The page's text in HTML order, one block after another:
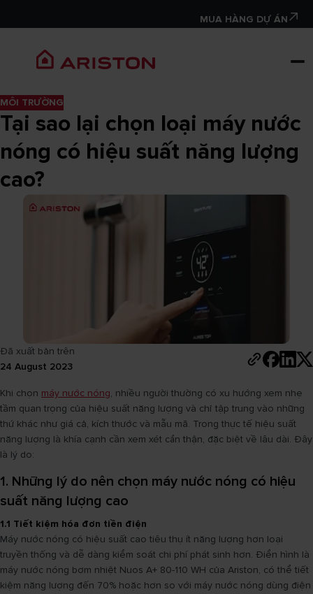
MUA HÀNG DỰ ÁN
MÔI TRƯỜNG
Tại sao lại chọn loại máy nước
nóng có hiệu suất năng lượng
cao?
Đã xuất bản trên
24 August 2023
Khi chọn máy nước nóng, nhiều người thường có xu hướng xem nhẹ
tầm quan trọng của hiệu suất năng lượng và chỉ tập trung vào những
thứ khác như giá cả, kích thước và mẫu mã. Trong thực tế hiệu suất
năng lượng là khía cạnh cần xem xét cẩn thận, đặc biệt về lâu dài. Đây
là lý do:
1. Những lý do nên chọn máy nước nóng có hiệu
suất năng lượng cao
1.1 Tiết kiệm hóa đơn tiền điện
Máy nước nóng có hiệu suất cao tiêu thụ ít năng lượng hơn loại
truyền thống và dễ dàng kiểm soát chi phí phát sinh hơn. Điển hình là
máy nước nóng bơm nhiệt Nuos A+ 80-110 WH của Ariston, có thể tiết
kiệm năng lượng đến 70% hoặc hơn so với máy nước nóng dùng điện